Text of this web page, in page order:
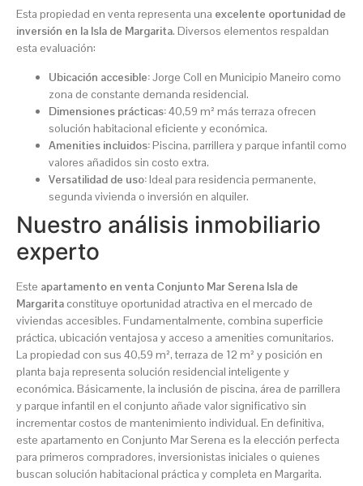
Esta propiedad en venta representa una excelente oportunidad de
inversión en la Isla de Margarita. Diversos elementos respaldan
esta evaluación:
Ubicación accesible:Jorge Coll en Municipio Maneiro como
zona de constante demanda residencial.
Dimensiones prácticas:40,59 m² más terraza ofrecen
solución habitacional eficiente y económica.
Amenities incluidos:Piscina, parrillera y parque infantil como
valores añadidos sin costo extra.
Versatilidad de uso:Ideal para residencia permanente,
segunda vivienda o inversión en alquiler.
Nuestro análisis inmobiliario
experto
Este apartamento en venta Conjunto Mar Serena Isla de
Margarita constituye oportunidad atractiva en el mercado de
viviendas accesibles. Fundamentalmente, combina superficie
práctica, ubicación ventajosa y acceso a amenities comunitarios.
La propiedad con sus 40,59 m², terraza de 12 m² y posición en
planta baja representa solución residencial inteligente y
económica. Básicamente, la inclusión de piscina, área de parrillera
y parque infantil en el conjunto añade valor significativo sin
incrementar costos de mantenimiento individual. En definitiva,
este apartamento en Conjunto Mar Serena es la elección perfecta
para primeros compradores, inversionistas iniciales o quienes
buscan solución habitacional práctica y completa en Margarita.